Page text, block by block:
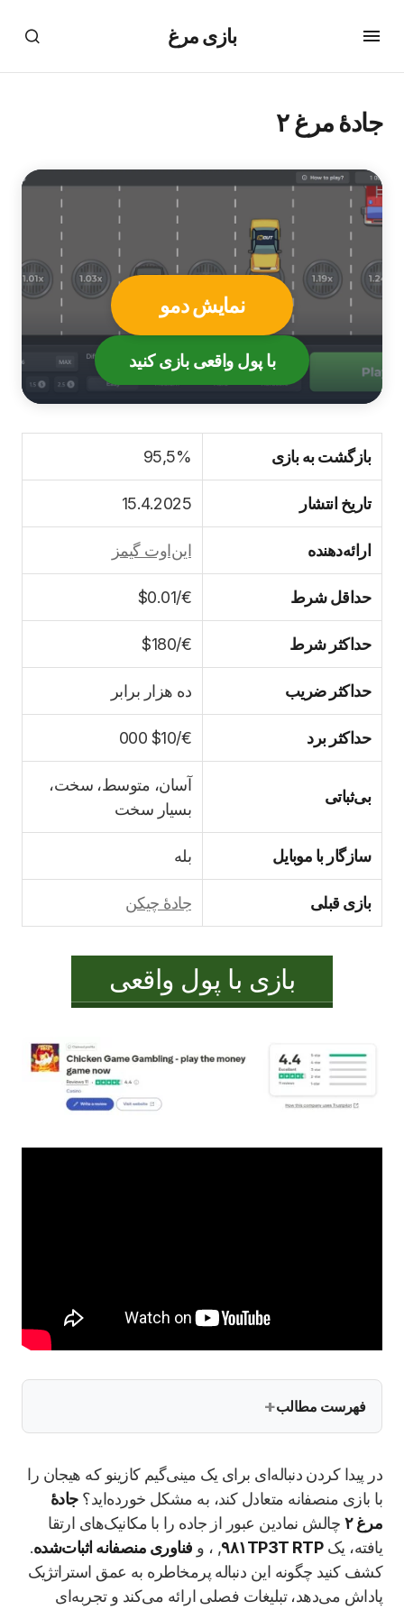
بازی مرغ
جادهٔ مرغ ۲
نمایش دمو
با پول واقعی بازی کنید
بازگشت به بازی 95,5%
تاریخ انتشار 15.4.2025
ارائه‌دهنده این‌اوت گیمز
حداقل شرط €/$0.01
حداکثر شرط €/$180
حداکثر ضریب ده هزار برابر
حداکثر برد €/$10 000
بی‌ثباتی
آسان، متوسط، سخت،
بسیار سخت
سازگار با موبایل بله
بازی قبلی جادهٔ چیکن
بازی با پول واقعی
فهرست مطالب
در پیدا کردن دنباله‌ای برای یک مینی‌گیم کازینو که هیجان را
با بازی منصفانه متعادل کند، به مشکل خورده‌اید؟جادهٔ
مرغ ۲
چالش نمادین عبور از جاده را با مکانیک‌های ارتقا
یافته، یک۹۸۱TP3T RTP, ، و فناوری منصفانه اثبات‌شده.
کشف کنید چگونه این دنباله پرمخاطره به عمق استراتژیک
پاداش می‌دهد، تبلیغات فصلی ارائه می‌کند و تجربه‌ای